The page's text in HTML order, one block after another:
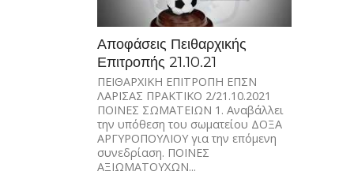
Αποφάσεις Πειθαρχικής
Επιτροπής 21.10.21
ΠΕΙΘΑΡΧΙΚΗ ΕΠΙΤΡΟΠΗ ΕΠΣΝ
ΛΑΡΙΣΑΣ ΠΡΑΚΤΙΚΟ 2/21.10.2021
ΠΟΙΝΕΣ ΣΩΜΑΤΕΙΩΝ 1. Αναβάλλει
την υπόθεση του σωματείου ΔΟΞΑ
ΑΡΓΥΡΟΠΟΥΛΙΟΥ για την επόμενη
συνεδρίαση. ΠΟΙΝΕΣ
ΑΞΙΩΜΑΤΟΥΧΩΝ...